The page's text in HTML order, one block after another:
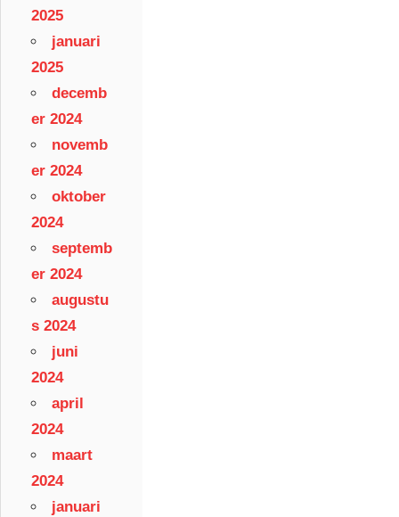
2025
januari
2025
decemb
er 2024
novemb
er 2024
oktober
2024
septemb
er 2024
augustu
s 2024
juni
2024
april
2024
maart
2024
januari